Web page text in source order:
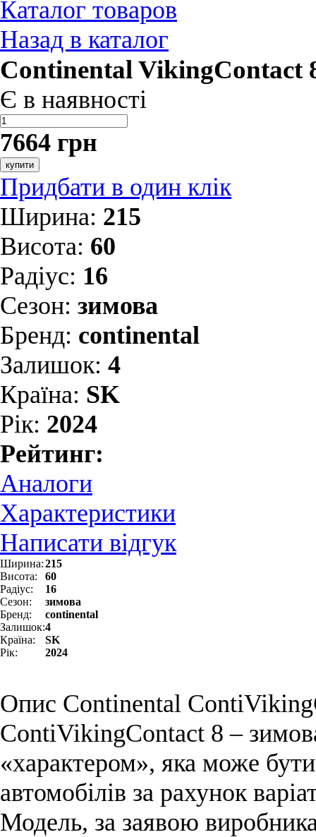
Каталог товаров
Назад в каталог
Continental VikingContact
Є в наявності
7664 грн
купити
Придбати в один клік
Ширина: 215
Висота: 60
Радіус: 16
Сезон: зимова
Бренд: continental
Залишок: 4
Країна: SK
Рік: 2024
Рейтинг:
Аналоги
Характеристики
Написати відгук
Ширина:215
Висота:
60
Радіус:
16
Сезон:
зимова
Бренд:
continental
Залишок:4
Країна:
SK
Рік:
2024
Опис Continental
ContiVikingContact 8 –
«характером», яка може
автомобілів за рахунок
Модель, за заявою